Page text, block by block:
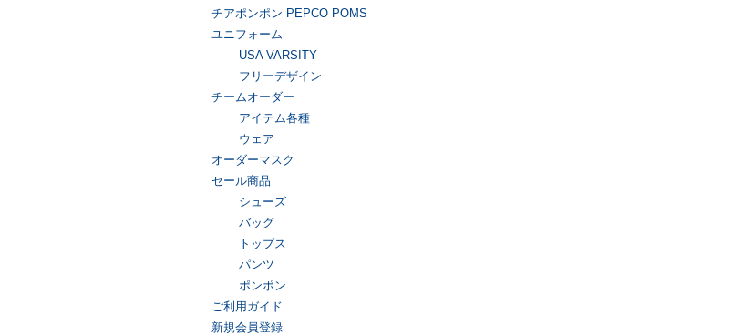
チアポンポン PEPCO POMS
ユニフォーム
USA VARSITY
フリーデザイン
チームオーダー
アイテム各種
ウェア
オーダーマスク
セール商品
シューズ
バッグ
トップス
パンツ
ポンポン
ご利用ガイド
新規会員登録